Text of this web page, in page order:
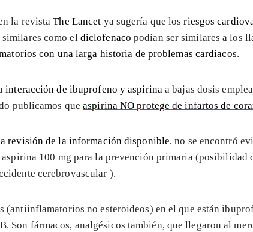
la revistaThe Lancet ya sugería que los riesgos
como el diclofenaco podían ser similares a los
con una larga historia de problemas cardiacos.
interacción de ibuprofeno y aspirinaa bajas dosis
publicamos queaspirina NO protege de infartos de
revisión de la información disponible, no se encontró
100 mg para la prevención primaria (posibilidad
cerebrovascular ).
(antiinflamatorios no esteroideos) en el que están
Son fármacos, analgésicos también, que llegaron al